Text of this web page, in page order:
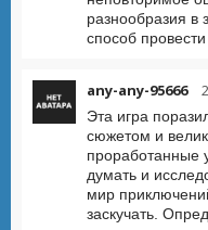
разнообразия
способ
any-any-95666
Эта игра
сюжетом и
проработанные
думать и
мир
заскучать.